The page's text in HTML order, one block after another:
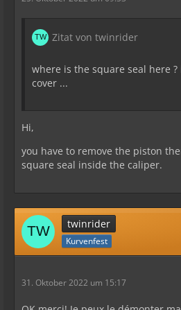
Zitat von twinrider
where is the square seal here
cover ...
Hi,
you have to remove the piston
square seal inside the caliper.
twinrider
Kurvenfest
31. Oktober 2022 um 15:17